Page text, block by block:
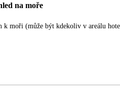
na moře
k moři (může být kdekoliv v areálu